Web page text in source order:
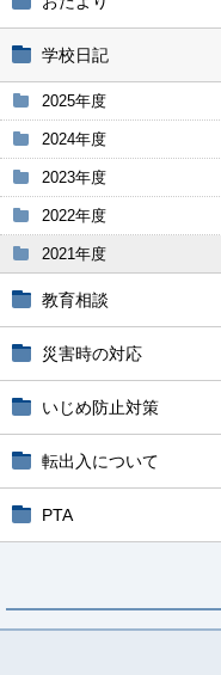
学校日記
2025年度
2024年度
2023年度
2022年度
2021年度
教育相談
災害時の対応
いじめ防止対策
転出入について
PTA